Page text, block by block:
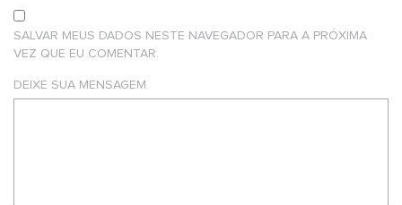
SALVAR MEUS DADOS NESTE NAVEGADOR PARA A PRÓXIMA
VEZ QUE EU COMENTAR.
DEIXE SUA MENSAGEM